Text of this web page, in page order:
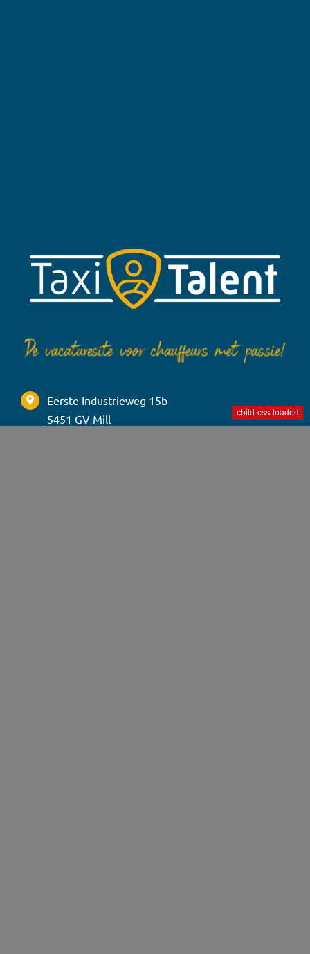
Eerste Industrieweg 15b
5451 GV Mill